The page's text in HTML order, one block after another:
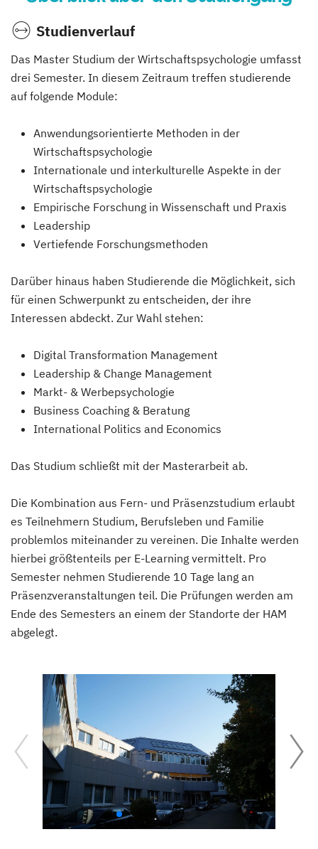
Studienverlauf
Das Master Studium der Wirtschaftspsychologie umfasst
drei Semester. In diesem Zeitraum treffen studierende
auf folgende Module:
Anwendungsorientierte Methoden in der
Wirtschaftspsychologie
Internationale und interkulturelle Aspekte in der
Wirtschaftspsychologie
Empirische Forschung in Wissenschaft und Praxis
Leadership
Vertiefende Forschungsmethoden
Darüber hinaus haben Studierende die Möglichkeit, sich
für einen Schwerpunkt zu entscheiden, der ihre
Interessen abdeckt. Zur Wahl stehen:
Digital Transformation Management
Leadership & Change Management
Markt- & Werbepsychologie
Business Coaching & Beratung
International Politics and Economics
Das Studium schließt mit der Masterarbeit ab.
Die Kombination aus Fern- und Präsenzstudium erlaubt
es Teilnehmern Studium, Berufsleben und Familie
problemlos miteinander zu vereinen. Die Inhalte werden
hierbei größtenteils per E-Learning vermittelt. Pro
Semester nehmen Studierende 10 Tage lang an
Präsenzveranstaltungen teil. Die Prüfungen werden am
Ende des Semesters an einem der Standorte der HAM
abgelegt.